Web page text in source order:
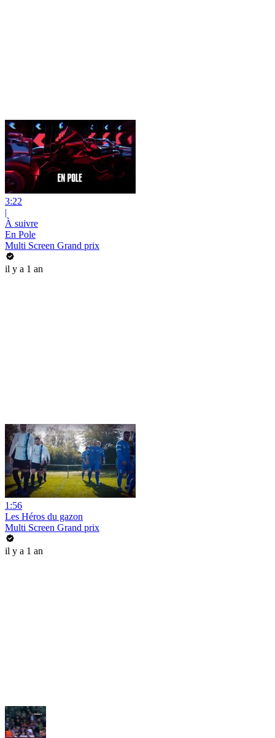
3:22
|
À suivre
En Pole
Multi Screen Grand prix
il y a 1 an
1:56
Les Héros du gazon
Multi Screen Grand prix
il y a 1 an